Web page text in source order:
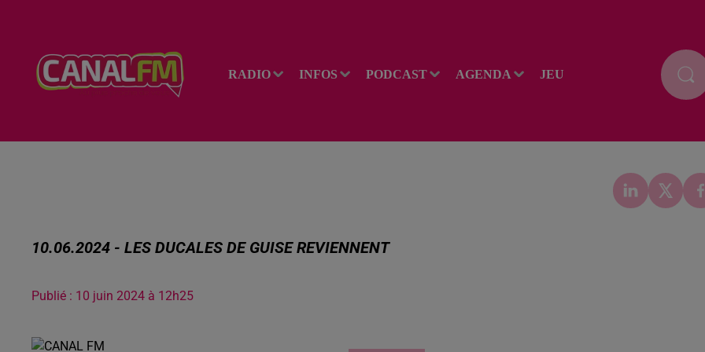
RADIO INFOS PODCAST AGENDA JEU
10.06.2024 - LES DUCALES DE GUISE REVIENNENT
Publié : 10 juin 2024 à 12h25